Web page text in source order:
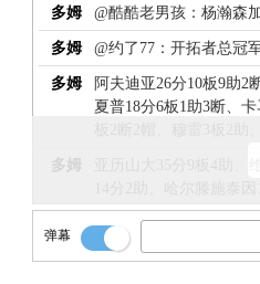
多姆 @酷酷老男孩：杨瀚森
多姆 @约了77：开拓者总冠
多姆
阿夫迪亚26分10板9助2
夏普18分6板1助3断、
多姆
亚历山大35分9板4助、
4分6板1助2帽、杰林·
弹幕